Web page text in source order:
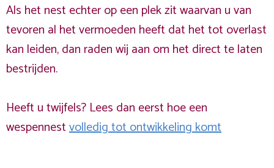
Als het nest echter op een plek zit waarvan u van
tevoren al het vermoeden heeft dat het tot overlast
kan leiden, dan raden wij aan om het direct te laten
bestrijden.
Heeft u twijfels? Lees dan eerst hoe een
wespennestvolledig tot ontwikkeling komt